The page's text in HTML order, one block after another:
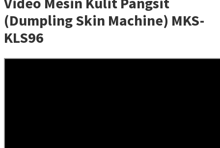
(Dumpling Skin Machine) MKS-
KLS96